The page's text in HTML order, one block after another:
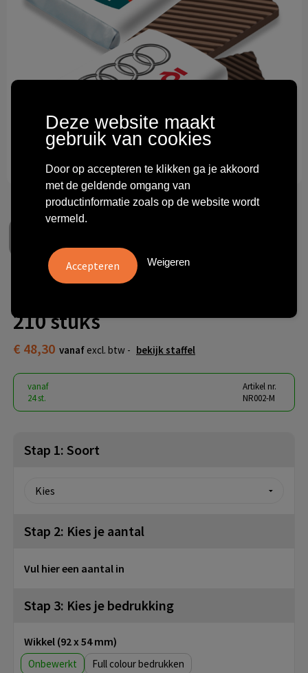
Technologie & gadgets
Themageschenken
Overig
210 stuks
€ 48,30 vanaf excl. btw - bekijk staffel
vanaf
24 st.
Artikel nr.
NR002-M
Stap 1: Soort
Stap 2: Kies je aantal
Vul hier een aantal in
Stap 3: Kies je bedrukking
Wikkel (92 x 54 mm)
Onbewerkt Full colour
Deze website maakt
gebruik van cookies
Door op accepteren te klikken ga je akkoord
met de geldende omgang van
productinformatie zoals op de website wordt
vermeld.
Weigeren